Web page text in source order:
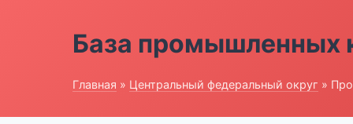
База промышленных
Главная » Центральный федеральный округ »